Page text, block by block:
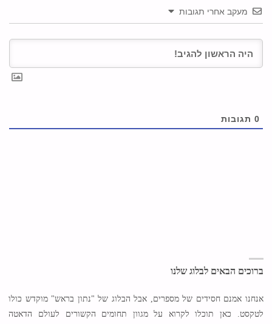
מעקב אחרי תגובות
0 תגובות
ברוכים הבאים לבלוג שלנו
אנחנו אמנם חסידים של מספרים, אבל הבלוג של "נתון בראש" מוקדש כולו
לטקסט. כאן תוכלו לקרוא על מגוון תחומים הקשורים לעולם הדאטה